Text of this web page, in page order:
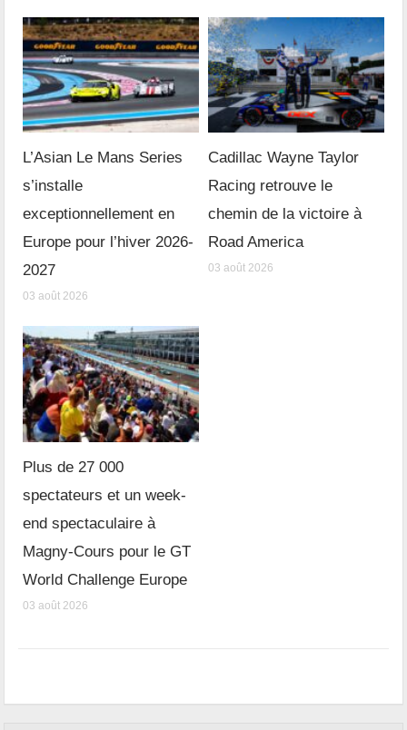
L’Asian Le Mans Series
s’installe
exceptionnellement en
Europe pour l’hiver 2026-
2027
03 août 2026
Cadillac Wayne Taylor
Racing retrouve le
chemin de la victoire à
Road America
03 août 2026
Plus de 27 000
spectateurs et un week-
end spectaculaire à
Magny-Cours pour le GT
World Challenge Europe
03 août 2026